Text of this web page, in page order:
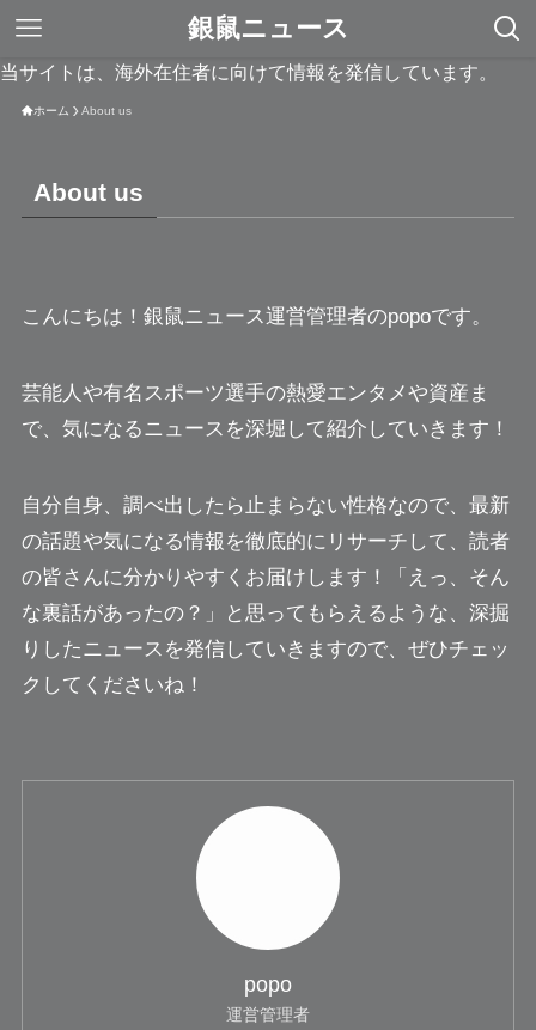
銀鼠ニュース
当サイトは、海外在住者に向けて情報を発信しています。
ホーム About us
About us
こんにちは！銀鼠ニュース運営管理者のpopoです。
芸能人や有名スポーツ選手の熱愛エンタメや資産ま
で、気になるニュースを深堀して紹介していきます！
自分自身、調べ出したら止まらない性格なので、最新
の話題や気になる情報を徹底的にリサーチして、読者
の皆さんに分かりやすくお届けします！「えっ、そん
な裏話があったの？」と思ってもらえるような、深掘
りしたニュースを発信していきますので、ぜひチェッ
クしてくださいね！
popo
運営管理者